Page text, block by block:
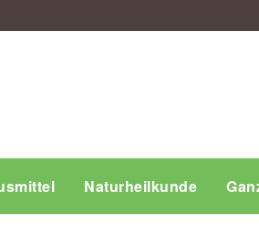
Naturheilkunde